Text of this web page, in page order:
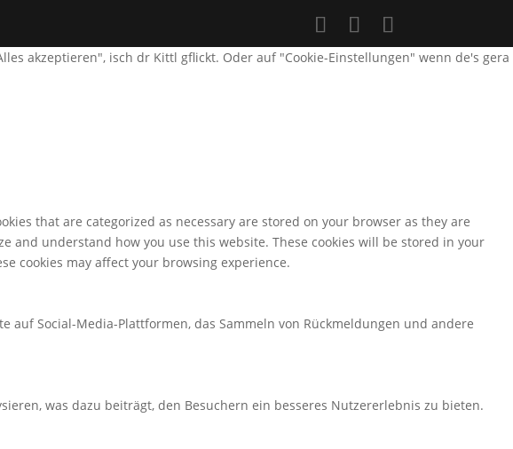
akzeptieren", isch dr Kittl gflickt. Oder auf "Cookie-Einstellungen" wenn de's gera
that are categorized as necessary are stored on your browser as they are
understand how you use this website. These cookies will be stored in your
cookies may affect your browsing experience.
auf Social-Media-Plattformen, das Sammeln von Rückmeldungen und andere
was dazu beiträgt, den Besuchern ein besseres Nutzererlebnis zu bieten.